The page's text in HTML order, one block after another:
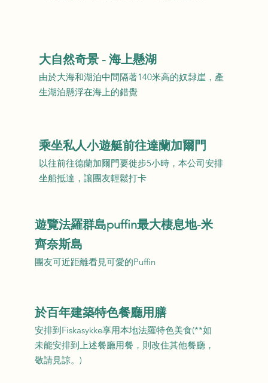
​大自然奇景 - 海上懸湖
由於大海和湖泊中間隔著140米高的奴隸崖，產
生湖泊懸浮在海上的錯覺
乘坐私人小遊艇前往達蘭加爾門
​以往前往德蘭加爾門要徙步5小時，本公司安排
坐船抵達，讓團友輕鬆打卡
​遊覽法羅群島puffin最大棲息地-米
齊奈斯島
​團友可近距離看見可愛的Puffin
​於百年建築特色餐廳用膳
安排到Fiskasykke享用本地法羅特色美食(**如
未能安排到上述餐廳用餐，則改住其他餐廳，
敬請見諒。)